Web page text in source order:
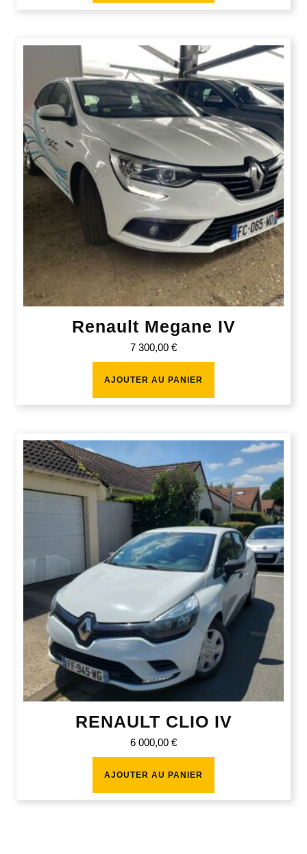
Renault Megane IV
7 300,00 €
AJOUTER AU PANIER
RENAULT CLIO IV
6 000,00 €
AJOUTER AU PANIER